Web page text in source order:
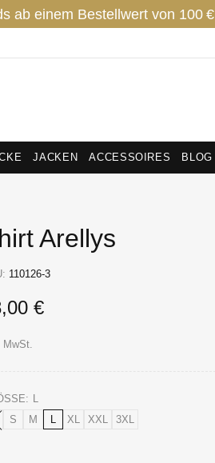
ab einem Bestellwert von 100 €
JACKEN ACCESSOIRES BLOG
Arellys
110126-3
€
MwSt.
L
S M L XL XXL 3XL